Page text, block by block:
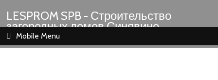
LESPROM SPB - Строительство
загородных домов Синявино
Шлиссельбург Кировск Назия
Mobile Menu